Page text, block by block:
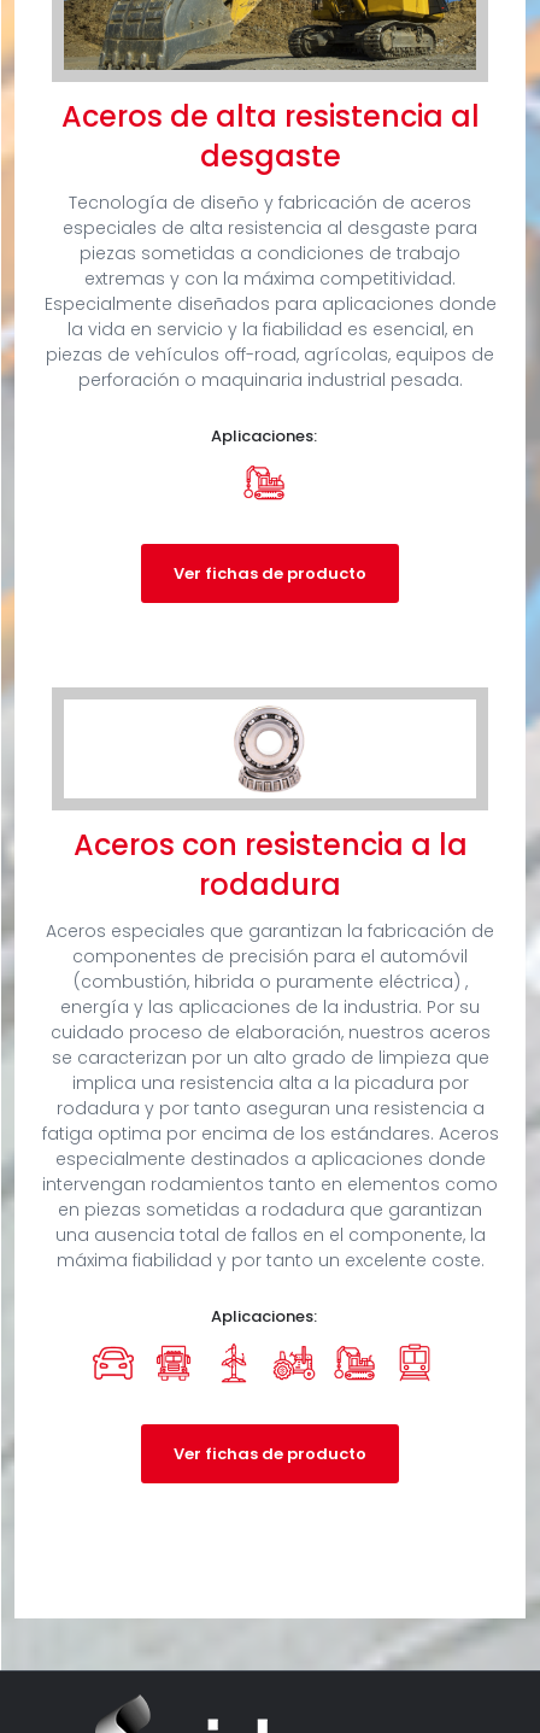
Aceros de alta resistencia al
desgaste
Tecnología de diseño y fabricación de aceros
especiales de alta resistencia al desgaste para
piezas sometidas a condiciones de trabajo
extremas y con la máxima competitividad.
Especialmente diseñados para aplicaciones donde
la vida en servicio y la fiabilidad es esencial, en
piezas de vehículos off-road, agrícolas, equipos de
perforación o maquinaria industrial pesada.
Aplicaciones:
Ver fichas de producto
Aceros con resistencia a la
rodadura
Aceros especiales que garantizan la fabricación de
componentes de precisión para el automóvil
(combustión, hibrida o puramente eléctrica) ,
energía y las aplicaciones de la industria. Por su
cuidado proceso de elaboración, nuestros aceros
se caracterizan por un alto grado de limpieza que
implica una resistencia alta a la picadura por
rodadura y por tanto aseguran una resistencia a
fatiga optima por encima de los estándares. Aceros
especialmente destinados a aplicaciones donde
intervengan rodamientos tanto en elementos como
en piezas sometidas a rodadura que garantizan
una ausencia total de fallos en el componente, la
máxima fiabilidad y por tanto un excelente coste.
Aplicaciones:
Ver fichas de producto